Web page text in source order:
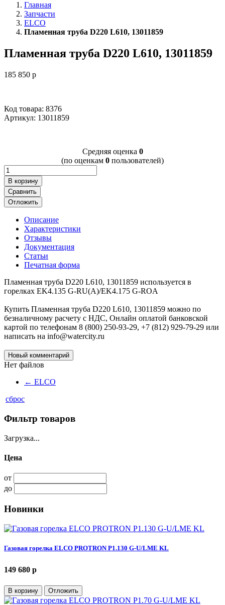
Главная
Запчасти
ELCO
Пламенная труба D220 L610, 13011859
Пламенная труба D220 L610, 13011859
185 850 p
Код товара: 8376
Артикул: 13011859
Cредняя оценка 0
(по оценкам 0 пользователей)
В корзину
Сравнить
Отложить
Описание
Характеристики
Отзывы
Документация
Статьи
Печатная форма
Пламенная труба D220 L610, 13011859 используется в
горелках EK4.135 G-RU(A)/EK4.175 G-ROA
Купить Пламенная труба D220 L610, 13011859 можно по
безналичному расчету с НДС, Онлайн оплатой банковской
картой по телефонам 8 (800) 250-93-29, +7 (812) 929-79-29 или
написать на info@watercity.ru
Новый комментарий
Нет файлов
← ELCO
сброс
Фильтр товаров
Загрузка...
Цена
от
до
Новинки
Газовая горелка ELCO PROTRON P1.130 G-U/LME KL
149 680 p
В корзину Отложить